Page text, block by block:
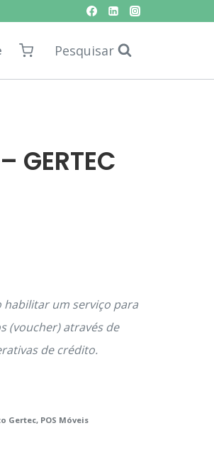
Pesquisar
GERTEC
habilitar um serviço para
(voucher) através de
de crédito.
Gertec, POS Móveis